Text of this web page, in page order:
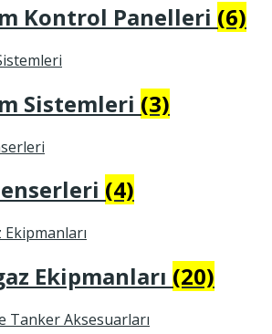
Kontrol Panelleri (6)
Sistemleri (3)
(4)
Ekipmanları (20)